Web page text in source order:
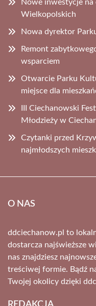
Nowe inwestycje
Wielkopolskich
Nowa dyrektor
Remont
wsparciem
Otwarcie Parku
miejsce dla
III Ciechanowski
Młodzieży w
Czytanki przed
najmłodszych
O NAS
ddciechanow.pl to
dostarcza najświeższe
nas znajdziesz
treściwej formie. Bądź
Twojej okolicy dzięki